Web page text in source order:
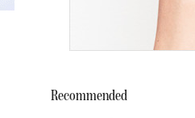
Recommended